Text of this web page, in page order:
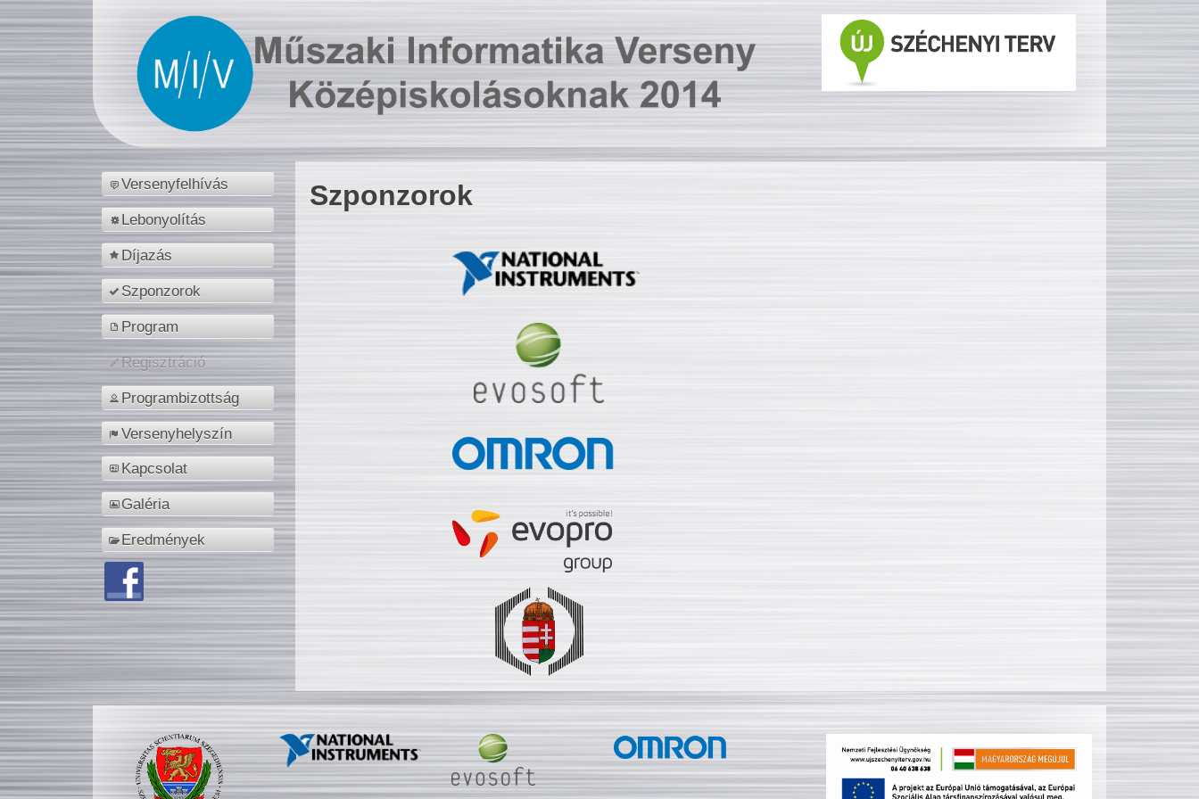
Versenyfelhívás
Lebonyolítás
Díjazás
Szponzorok
Program
Regisztráció
Programbizottság
Versenyhelyszín
Kapcsolat
Galéria
Eredmények
Szponzorok